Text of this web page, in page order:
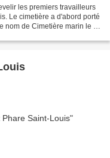
les premiers travailleurs
Le cimetière a d'abord porté
de Cimetière marin le 7
Louis